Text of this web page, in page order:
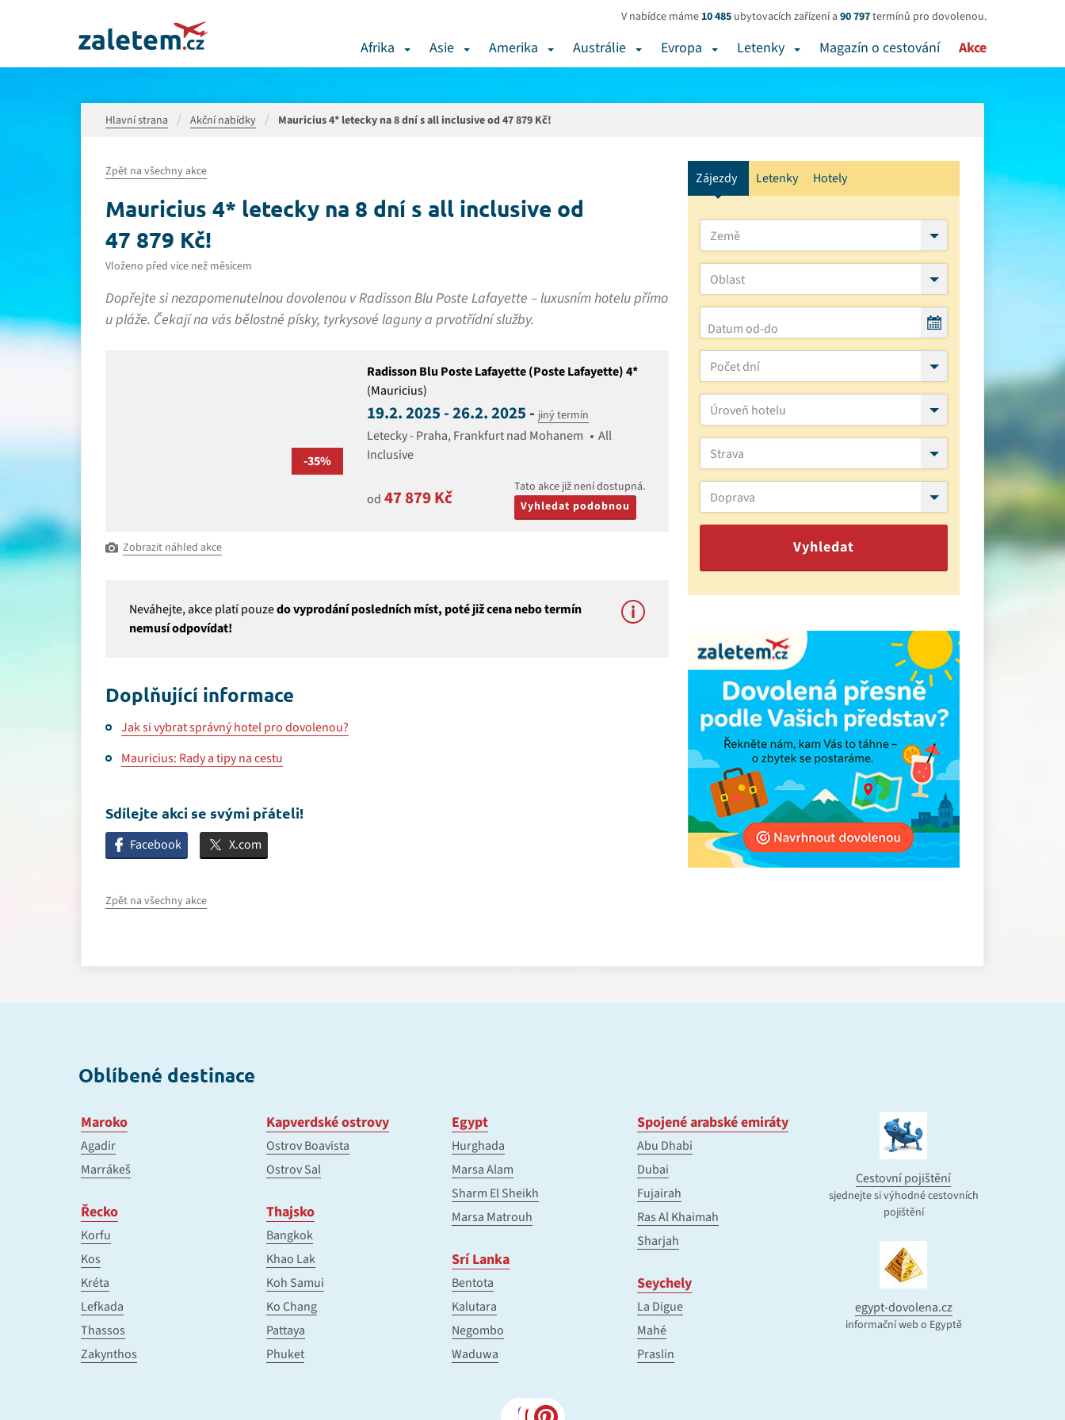
V nabídce máme 10 485 ubytovacích zařízení a 90 797termínů pro dovolenou.
Afrika Asie Amerika Austrálie Evropa Letenky Magazín o cestování Akce
Hlavní strana Akční nabídky Mauricius 4* letecky na 8 dní s all inclusive od 47 879 Kč!
Zpět na všechny akce
Mauricius 4* letecky na 8 dní s all inclusive od
47 879 Kč!
Vloženo před více než měsícem
Dopřejte si nezapomenutelnou dovolenou v Radisson Blu Poste Lafayette – luxusním hotelu přímo
u pláže. Čekají na vás bělostné písky, tyrkysové laguny a prvotřídní služby.
-35%
Radisson Blu Poste Lafayette (Poste Lafayette) 4*
(Mauricius)
19.2. 2025 - 26.2. 2025 - jiný termín
Letecky - Praha, Frankfurt nad Mohanem
All
Inclusive
od 47 879 Kč
Tato akce již není dostupná.
Vyhledat podobnou
Zobrazit náhled akce
Neváhejte, akce platí pouzedo vyprodání posledních míst, poté již cena nebo termín
nemusí odpovídat!
Doplňující informace
Jak si vybrat správný hotel pro dovolenou?
Mauricius: Rady a tipy na cestu
Sdílejte akci se svými přáteli!
Facebook X.com
Zpět na všechny akce
Zájezdy Letenky Hotely
Země
Oblast
Počet dní
Úroveň hotelu
Strava
Doprava
Vyhledat
Oblíbené destinace
Maroko
Agadir
Marrákeš
Řecko
Korfu
Kos
Kréta
Lefkada
Thassos
Zakynthos
Kapverdské ostrovy
Ostrov Boavista
Ostrov Sal
Thajsko
Bangkok
Khao Lak
Koh Samui
Ko Chang
Pattaya
Phuket
Egypt
Hurghada
Marsa Alam
Sharm El Sheikh
Marsa Matrouh
Srí Lanka
Bentota
Kalutara
Negombo
Waduwa
Spojené arabské emiráty
Abu Dhabi
Dubai
Fujairah
Ras Al Khaimah
Sharjah
Seychely
La Digue
Mahé
Praslin
Cestovní pojištění
sjednejte si výhodné cestovních
pojištění
egypt-dovolena.cz
informační web o Egyptě